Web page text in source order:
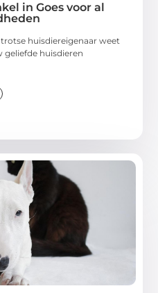
in Goes voor al
huisdiereigenaar weet
geliefde huisdieren